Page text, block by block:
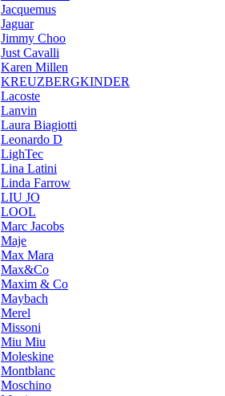
Jacquemus
Jaguar
Jimmy Choo
Just Cavalli
Karen Millen
KREUZBERGKINDER
Lacoste
Lanvin
Laura Biagiotti
Leonardo D
LighTec
Lina Latini
Linda Farrow
LIU JO
LOOL
Marc Jacobs
Maje
Max Mara
Max&Co
Maxim & Co
Maybach
Merel
Missoni
Miu Miu
Moleskine
Montblanc
Moschino